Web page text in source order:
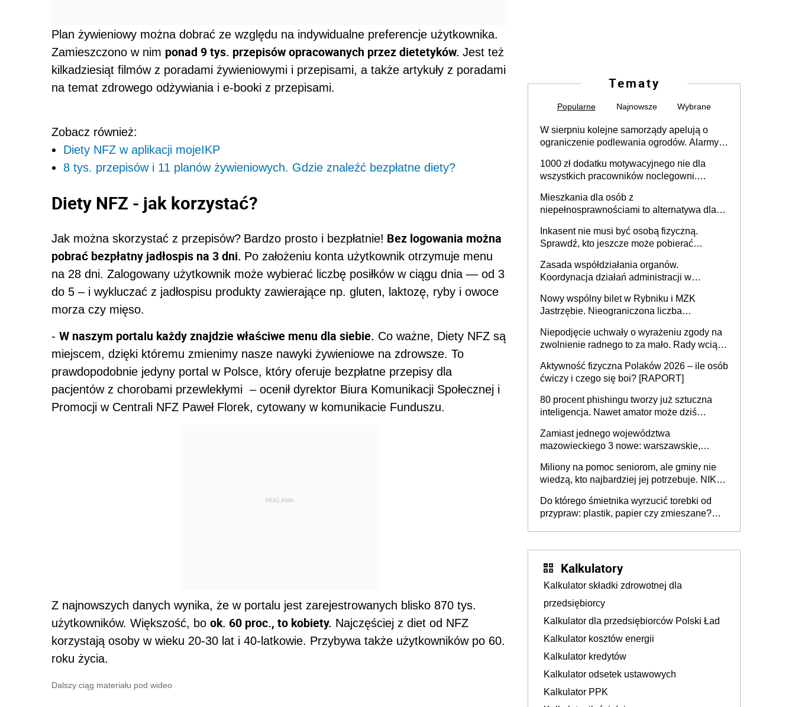
Plan żywieniowy można dobrać ze względu na indywidualne preferencje użytkownika.
Zamieszczono w nim ponad 9 tys. przepisów opracowanych przez dietetyków. Jest też
kilkadziesiąt filmów z poradami żywieniowymi i przepisami, a także artykuły z poradami
na temat zdrowego odżywiania i e-booki z przepisami.
Zobacz również:
Diety NFZ w aplikacji mojeIKP
8 tys. przepisów i 11 planów żywieniowych. Gdzie znaleźć bezpłatne diety?
Diety NFZ - jak korzystać?
Jak można skorzystać z przepisów? Bardzo prosto i bezpłatnie! Bez logowania można
pobrać bezpłatny jadłospis na 3 dni. Po założeniu konta użytkownik otrzymuje menu
na 28 dni. Zalogowany użytkownik może wybierać liczbę posiłków w ciągu dnia — od 3
do 5 – i wykluczać z jadłospisu produkty zawierające np. gluten, laktozę, ryby i owoce
morza czy mięso.
- W naszym portalu każdy znajdzie właściwe menu dla siebie. Co ważne, Diety NFZ są
miejscem, dzięki któremu zmienimy nasze nawyki żywieniowe na zdrowsze. To
prawdopodobnie jedyny portal w Polsce, który oferuje bezpłatne przepisy dla
pacjentów z chorobami przewlekłymi – ocenił dyrektor Biura Komunikacji Społecznej i
Promocji w Centrali NFZ Paweł Florek, cytowany w komunikacie Funduszu.
REKLAMA
Z najnowszych danych wynika, że w portalu jest zarejestrowanych blisko 870 tys.
użytkowników. Większość, bo ok. 60 proc., to kobiety. Najczęściej z diet od NFZ
korzystają osoby w wieku 20-30 lat i 40-latkowie. Przybywa także użytkowników po 60.
roku życia.
Dalszy ciąg materiału pod wideo
Tematy
Popularne Najnowsze Wybrane
W sierpniu kolejne samorządy apelują o
ograniczenie podlewania ogrodów. Alarmy w
może objąć cały kraj
1000 zł dodatku motywacyjnego nie dla
wszystkich pracowników noclegowni.
Mieszkania dla osób z
niepełnosprawnościami to alternatywa dla
samodzielnie lub z rodziną
Inkasent nie musi być osobą fizyczną.
Sprawdź, kto jeszcze może pobierać
Zasada współdziałania organów.
Koordynacja działań administracji w
Nowy wspólny bilet w Rybniku i MZK
Jastrzębie. Nieograniczona liczba
Niepodjęcie uchwały o wyrażeniu zgody na
zwolnienie radnego to za mało. Rady wciąż
rozstrzygać sprawy
Aktywność fizyczna Polaków 2026 – ile osób
ćwiczy i czego się boi? [RAPORT]
80 procent phishingu tworzy już sztuczna
inteligencja. Nawet amator może dziś
Zamiast jednego województwa
mazowieckiego 3 nowe: warszawskie,
Europie nie ma tak dużych jednostek
stołecznych
Miliony na pomoc seniorom, ale gminy nie
wiedzą, kto najbardziej jej potrzebuje. NIK
Do którego śmietnika wyrzucić torebki od
przypraw: plastik, papier czy zmieszane?
Kalkulatory
Kalkulator składki zdrowotnej dla
przedsiębiorcy
Kalkulator dla przedsiębiorców Polski Ład
Kalkulator kosztów energii
Kalkulator kredytów
Kalkulator odsetek ustawowych
Kalkulator PPK